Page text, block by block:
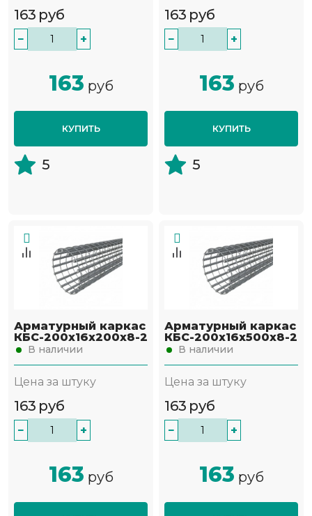
163 руб
− +
163 руб
КУПИТЬ
5
163 руб
− +
163 руб
КУПИТЬ
5
Арматурный каркас
КБС-200х16х200х8-2
В наличии
Цена за штуку
163 руб
− +
163 руб
Арматурный каркас
КБС-200х16х500х8-2
В наличии
Цена за штуку
163 руб
− +
163 руб